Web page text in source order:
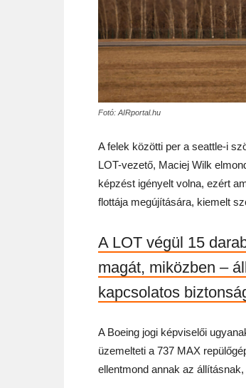
Fotó: AIRportal.hu
A felek közötti per a seattle-i
LOT-vezető, Maciej Wilk
képzést igényelt volna, ezért
flottája megújítására, kiemelt
A LOT végül 15
magát, miközben –
kapcsolatos
A Boeing jogi képviselői
üzemelteti a 737 MAX
ellentmond annak az